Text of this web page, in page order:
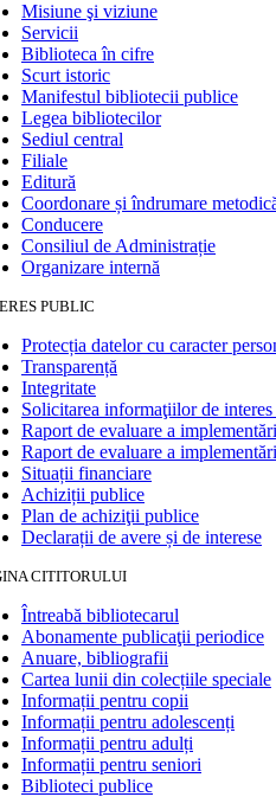
Misiune şi viziune
Servicii
Biblioteca în cifre
Scurt istoric
Manifestul bibliotecii publice
Legea bibliotecilor
Sediul central
Filiale
Editură
Coordonare și îndrumare
Conducere
Consiliul de Administrație
Organizare internă
PUBLIC
Protecția datelor cu caracter
Transparență
Integritate
Solicitarea informaţiilor de
Raport de evaluare a
Raport de evaluare a
Situații financiare
Achiziții publice
Plan de achiziţii publice
Declarații de avere și de interese
CITITORULUI
Întreabă bibliotecarul
Abonamente publicaţii periodice
Anuare, bibliografii
Cartea lunii din colecțiile speciale
Informații pentru copii
Informații pentru adolescenți
Informații pentru adulți
Informații pentru seniori
Biblioteci publice